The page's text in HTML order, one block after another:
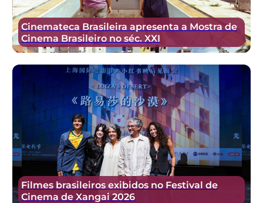
Cinemateca Brasileira apresenta a Mostra de
Cinema Brasileiro no séc. XXI
Filmes brasileiros exibidos no Festival de
Cinema de Xangai 2026